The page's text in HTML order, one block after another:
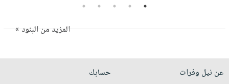
1
2
3
4
5
المزيد من البنود »
عن نيل وفرات
حسابك